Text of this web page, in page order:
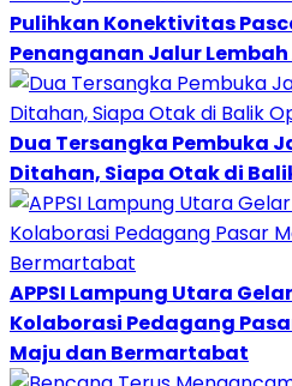
Pulihkan Konektivitas
Penanganan Jalur
Dua Tersangka Pembuka
Ditahan, Siapa Otak di
APPSI Lampung Utara
Kolaborasi Pedagang
Maju dan Bermartabat